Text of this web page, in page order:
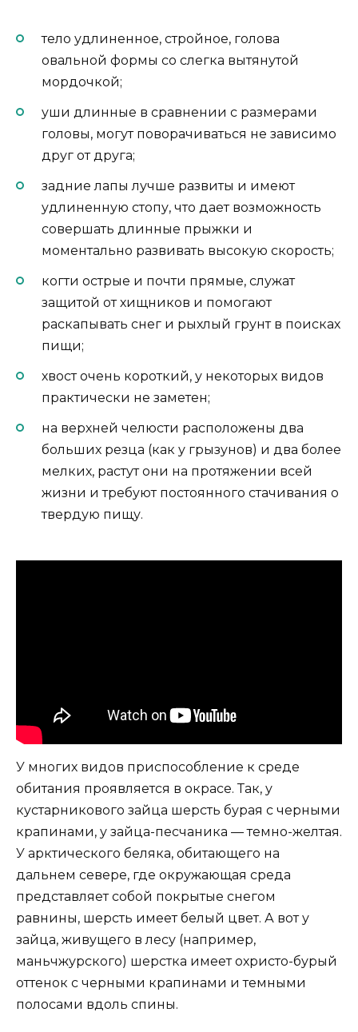
тело удлиненное, стройное, голова
овальной формы со слегка вытянутой
мордочкой;
уши длинные в сравнении с размерами
головы, могут поворачиваться не зависимо
друг от друга;
задние лапы лучше развиты и имеют
удлиненную стопу, что дает возможность
совершать длинные прыжки и
моментально развивать высокую скорость;
когти острые и почти прямые, служат
защитой от хищников и помогают
раскапывать снег и рыхлый грунт в поисках
пищи;
хвост очень короткий, у некоторых видов
практически не заметен;
на верхней челюсти расположены два
больших резца (как у грызунов) и два более
мелких, растут они на протяжении всей
жизни и требуют постоянного стачивания о
твердую пищу.
У многих видов приспособление к среде
обитания проявляется в окрасе. Так, у
кустарникового зайца шерсть бурая с черными
крапинами, у зайца-песчаника — темно-желтая.
У арктического беляка, обитающего на
дальнем севере, где окружающая среда
представляет собой покрытые снегом
равнины, шерсть имеет белый цвет. А вот у
зайца, живущего в лесу (например,
маньчжурского) шерстка имеет охристо-бурый
оттенок с черными крапинами и темными
полосами вдоль спины.